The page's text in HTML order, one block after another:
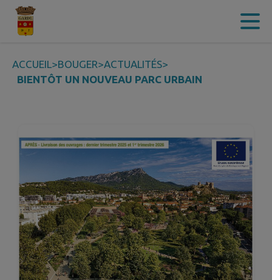
Contenu
ACCUEIL>BOUGER>ACTUALITÉS>
BIENTÔT UN NOUVEAU PARC URBAIN